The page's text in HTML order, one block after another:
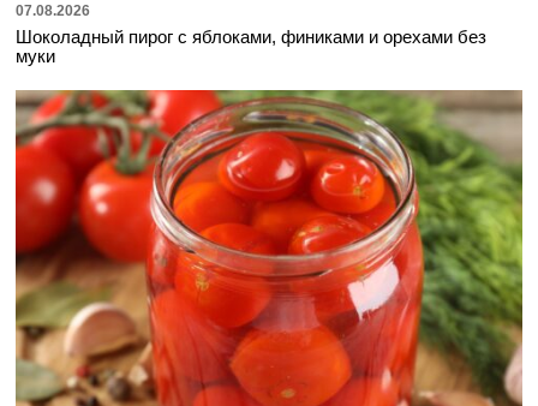
07.08.2026
Шоколадный пирог с яблоками, финиками и орехами без
муки